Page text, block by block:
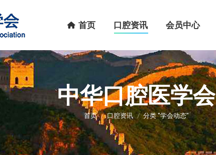
首页 口腔资讯 会员中心
中华口腔医学会
您在这里：
首页 口腔资讯 分类 "学会动态"